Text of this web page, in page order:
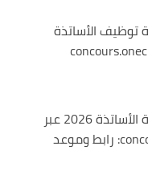
توظيف الأساتذة
نتائج مسابقة الأساتذة 2026 عبر
concours.onec.dz: رابط وموعد